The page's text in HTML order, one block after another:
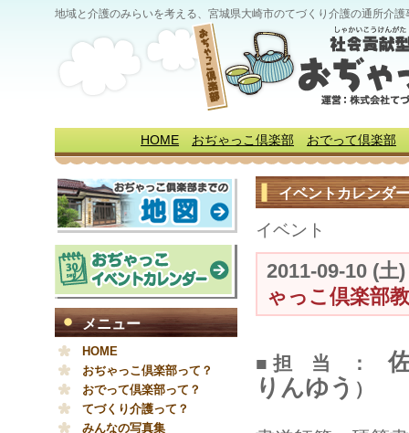
地域と介護のみらいを考える、宮城県大崎市のてづくり介護の通所介
HOME おぢゃっこ倶楽部 おでって倶楽部
イベントカレンダー
イベント
2011-09-10 (
ゃっこ倶楽部
■ 担 当 ：
りんゆう ）
メニュー
HOME
おぢゃっこ倶楽部って？
おでって倶楽部って？
てづくり介護って？
みんなの写真集